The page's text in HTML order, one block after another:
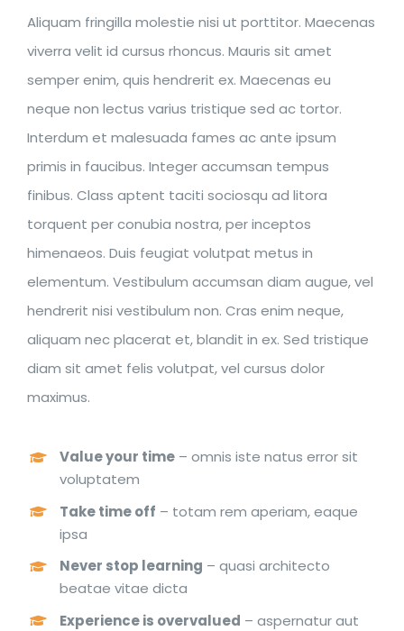
Aliquam fringilla molestie nisi ut porttitor. Maecenas
viverra velit id cursus rhoncus. Mauris sit amet
semper enim, quis hendrerit ex. Maecenas eu
neque non lectus varius tristique sed ac tortor.
Interdum et malesuada fames ac ante ipsum
primis in faucibus. Integer accumsan tempus
finibus. Class aptent taciti sociosqu ad litora
torquent per conubia nostra, per inceptos
himenaeos. Duis feugiat volutpat metus in
elementum. Vestibulum accumsan diam augue, vel
hendrerit nisi vestibulum non. Cras enim neque,
aliquam nec placerat et, blandit in ex. Sed tristique
diam sit amet felis volutpat, vel cursus dolor
maximus.
Value your time – omnis iste natus error sit
voluptatem
Take time off – totam rem aperiam, eaque
ipsa
Never stop learning – quasi architecto
beatae vitae dicta
Experience is overvalued – aspernatur aut